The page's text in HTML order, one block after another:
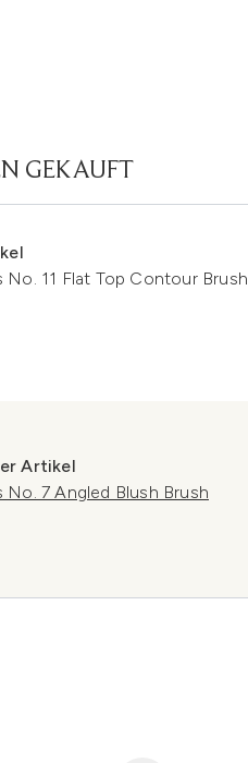
GEKAUFT
No. 11 Flat Top Contour Brush
Artikel
No. 7 Angled Blush Brush